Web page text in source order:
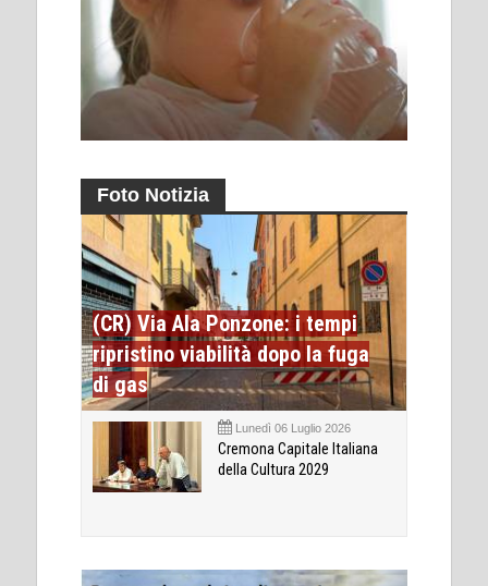
Foto Notizia
(CR) Via Ala Ponzone: i tempi
ripristino viabilità dopo la fuga
di gas
Lunedì 06 Luglio 2026
Cremona Capitale Italiana
della Cultura 2029